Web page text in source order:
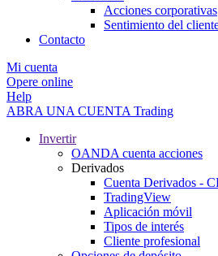
Acciones corporativas
Sentimiento del
Contacto
Mi cuenta
Opere online
Help
ABRA UNA CUENTA Trading
Invertir
OANDA cuenta acciones
Derivados
Cuenta Derivados -
TradingView
Aplicación móvil
Tipos de interés
Cliente profesional